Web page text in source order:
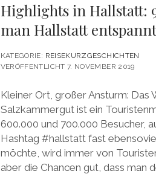
Highlights in Hallstatt:
man Hallstatt
KATEGORIE: REISEKURZGESCHICHTEN
VERÖFFENTLICHT 7. NOVEMBER 2019
Kleiner Ort, großer Ansturm:
Salzkammergut ist ein
600.000 und 700.000 Besucher,
Hashtag #hallstatt fast
möchte, wird immer von
aber die Chancen gut, dass man